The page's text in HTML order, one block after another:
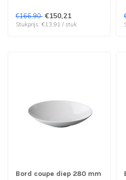
€166,90 €150,21
Stukprijs: €13,91 / stuk
Bord coupe diep 280 mm